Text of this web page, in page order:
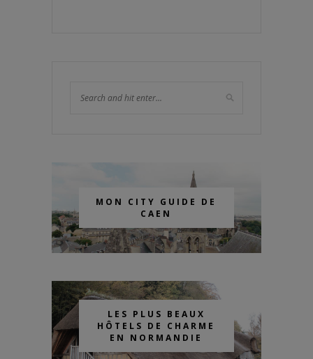
MON CITY GUIDE DE
CAEN
LES PLUS BEAUX
HÔTELS DE CHARME
EN NORMANDIE